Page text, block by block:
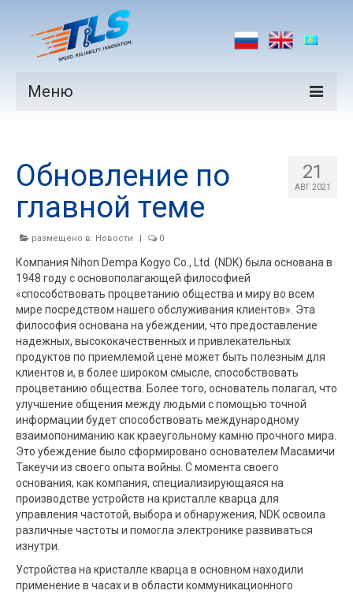
Меню
Производители
Рынки
Контакты
21
АВГ 2021
Обновление по
главной теме
размещено в: Новости | 0
Компания Nihon Dempa Kogyo Co., Ltd. (NDK) была основана в
1948 году с основополагающей философией
«способствовать процветанию общества и миру во всем
мире посредством нашего обслуживания клиентов». Эта
философия основана на убеждении, что предоставление
надежных, высококачественных и привлекательных
продуктов по приемлемой цене может быть полезным для
клиентов и, в более широком смысле, способствовать
процветанию общества. Более того, основатель полагал, что
улучшение общения между людьми с помощью точной
информации будет способствовать международному
взаимопониманию как краеугольному камню прочного мира.
Это убеждение было сформировано основателем Масамичи
Такеучи из своего опыта войны. С момента своего
основания, как компания, специализирующаяся на
производстве устройств на кристалле кварца для
управления частотой, выбора и обнаружения, NDK освоила
различные частоты и помогла электронике развиваться
изнутри.
Устройства на кристалле кварца в основном находили
применение в часах и в области коммуникационного